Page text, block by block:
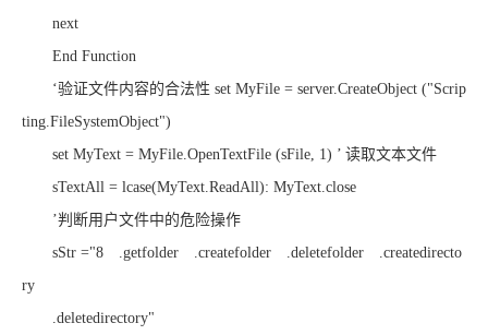
next
End Function
‘验证文件内容的合法性 set MyFile = server.CreateObject ("Scrip
ting.FileSystemObject")
set MyText = MyFile.OpenTextFile (sFile, 1) ’ 读取文本文件
sTextAll = lcase(MyText.ReadAll): MyText.close
’判断用户文件中的危险操作
sStr ="8 .getfolder .createfolder .deletefolder .createdirecto
ry
.deletedirectory"